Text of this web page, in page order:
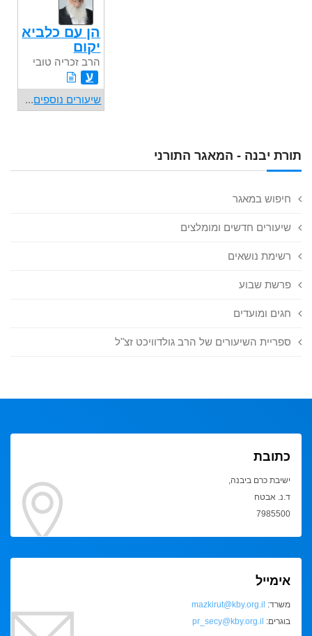
תורת יבנה - המאגר התורני
חיפוש במאגר
שיעורים חדשים ומומלצים
רשימת נושאים
פרשת שבוע
חגים ומועדים
ספריית השיעורים של הרב גולדוויכט זצ"ל
הן עם כלביא
יקום
הרב זכריה טובי
ע
שיעורים נוספים...
כתובת
ישיבת כרם ביבנה,
ד.נ. אבטח
7985500
אימייל
משרד: mazkirut@kby.org.il
בוגרים: pr_secy@kby.org.il